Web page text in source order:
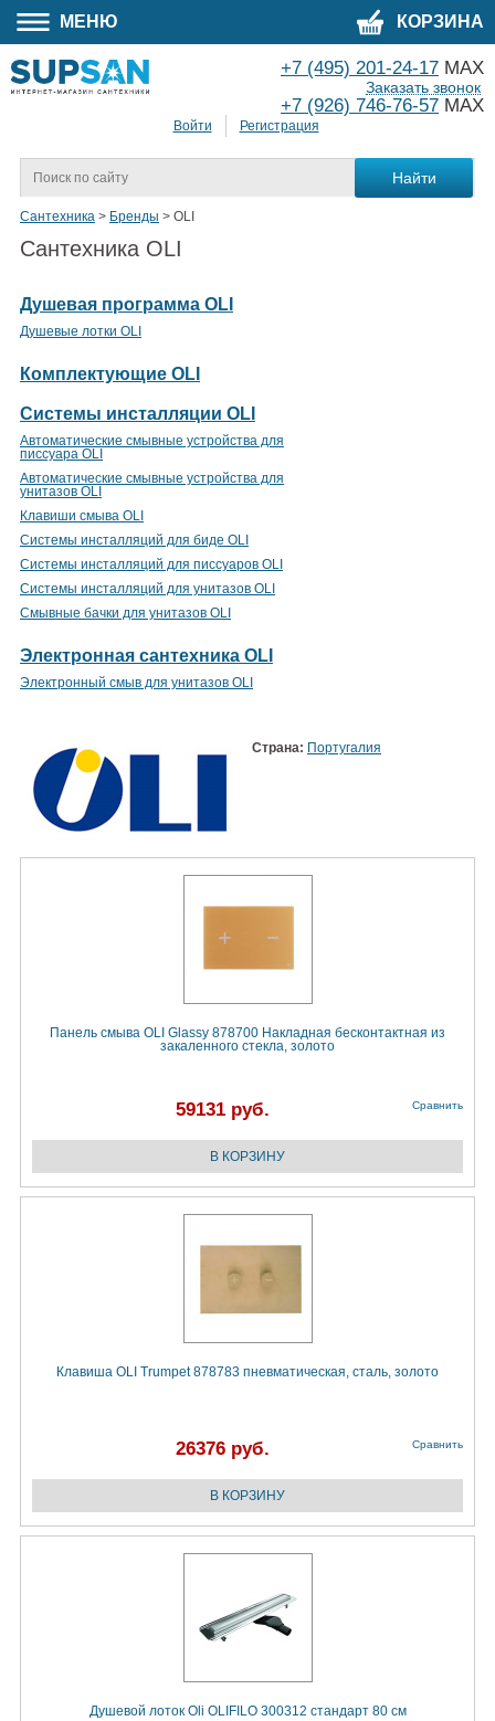
МЕНЮ КОРЗИНА
Войти Регистрация
+7 (495) 201-24-17 MAX
+7 (926) 746-76-57 MAX
Заказать звонок
Сантехника > Бренды > OLI
Сантехника OLI
Душевая программа OLI
Душевые лотки OLI
Комплектующие OLI
Системы инсталляции OLI
Автоматические смывные устройства для
писсуара OLI
Автоматические смывные устройства для
унитазов OLI
Клавиши смыва OLI
Системы инсталляций для биде OLI
Системы инсталляций для писсуаров OLI
Системы инсталляций для унитазов OLI
Смывные бачки для унитазов OLI
Электронная сантехника OLI
Электронный смыв для унитазов OLI
Страна: Португалия
Панель смыва OLI Glassy 878700 Накладная бесконтактная из
закаленного стекла, золото
59131 руб. Сравнить
Клавиша OLI Trumpet 878783 пневматическая, сталь, золото
26376 руб. Сравнить
Душевой лоток Oli OLIFILO 300312 стандарт 80 см